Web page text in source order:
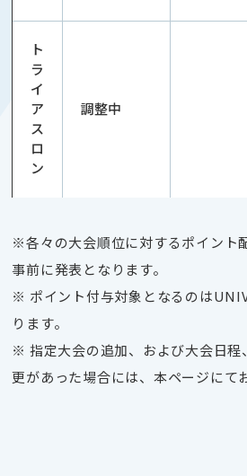
ト
ラ
イ
ア
ス
ロ
ン
調整中
※各々の大会順位に対するポイント
事前に発表となります。
※ ポイント付与対象となるのは
ります。
※ 指定大会の追加、および大会日程
更があった場合には、本ページにて